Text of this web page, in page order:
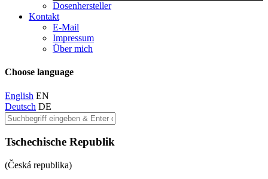
Dosenhersteller
Kontakt
E-Mail
Impressum
Über mich
Choose language
English EN
Deutsch DE
Tschechische Republik
(Česká republika)